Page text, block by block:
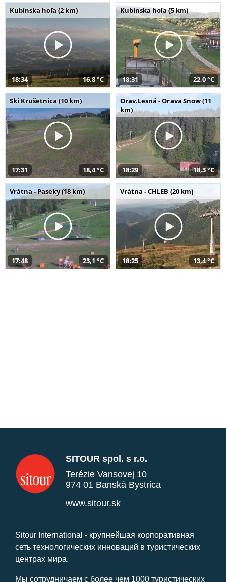
Kubínska hoľa (2 km)
18:34 16,8 °C
Kubínska hoľa (5 km)
18:31 22,0 °C
Ski Krušetnica (10 km)
17:31 18,4 °C
Orav.Lesná - Orava Snow (11
km)
18:29 18,3 °C
Vrátna - Paseky (18 km)
17:48 23,1 °C
Vrátna - CHLEB (20 km)
18:25 13,4 °C
SITOUR spol. s r.o.
Terézie Vansovej 10
974 01 Banská Bystrica
www.sitour.sk
Sitour International - крупнейшая корпоративная
сеть технологических инноваций в туристических
центрах мира.
Мы сотрудничаем с более чем 1000 туристических